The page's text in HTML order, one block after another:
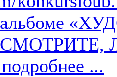
альбоме
подробнее ...